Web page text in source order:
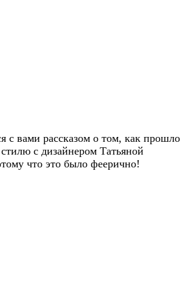
с вами рассказом о том, как прошло
с дизайнером Татьяной
что это было феерично!